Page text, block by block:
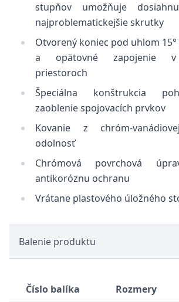
stupňov umožňuje
najproblematickejšie skrutky
Otvorený koniec pod uhlom
a opätovné zapojenie v
priestoroch
Špeciálna konštrukcia
zaoblenie spojovacích prvkov
Kovanie z chróm-
odolnosť
Chrómová povrchová
antikoróznu ochranu
Vrátane plastového úložného
Balenie produktu
Číslo balíka Rozmery